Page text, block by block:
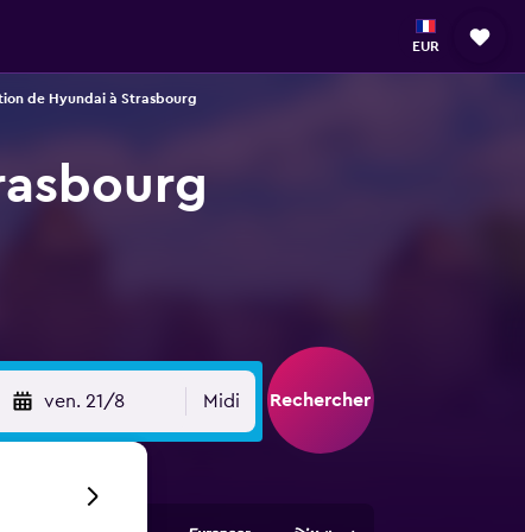
EUR
de Hyundai à Strasbourg
ven. 21/8 Midi Rechercher